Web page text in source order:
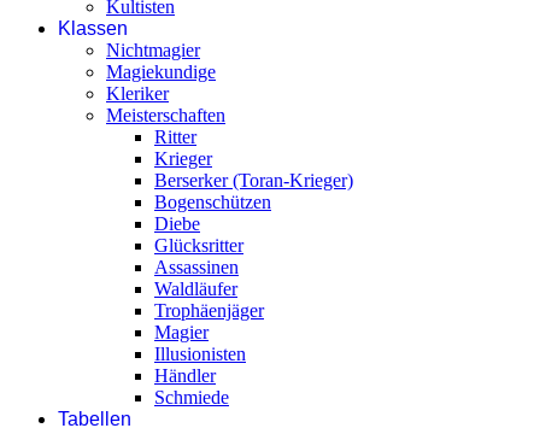
Kultisten
Klassen
Nichtmagier
Magiekundige
Kleriker
Meisterschaften
Ritter
Krieger
Berserker (Toran-Krieger)
Bogenschützen
Diebe
Glücksritter
Assassinen
Waldläufer
Trophäenjäger
Magier
Illusionisten
Händler
Schmiede
Tabellen